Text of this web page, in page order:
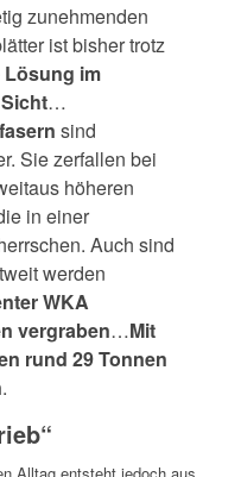
zunehmenden
ist bisher trotz
Lösung im
…
sind
Sie zerfallen bei
höheren
in einer
Auch sind
werden
WKA
vergraben…Mit
rund 29 Tonnen
.